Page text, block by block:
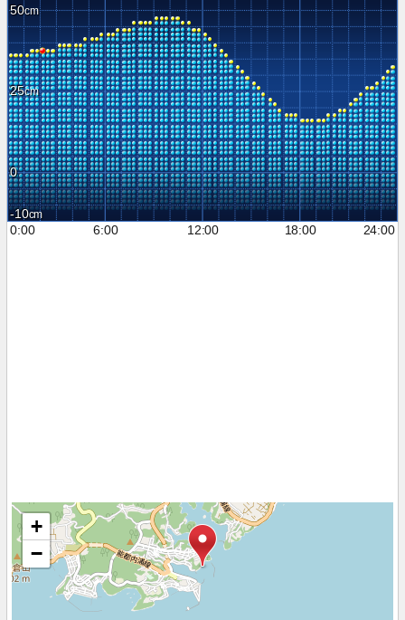
50
25
0
-10
0:00
6:00 12:00 18:00 24:00
+
−